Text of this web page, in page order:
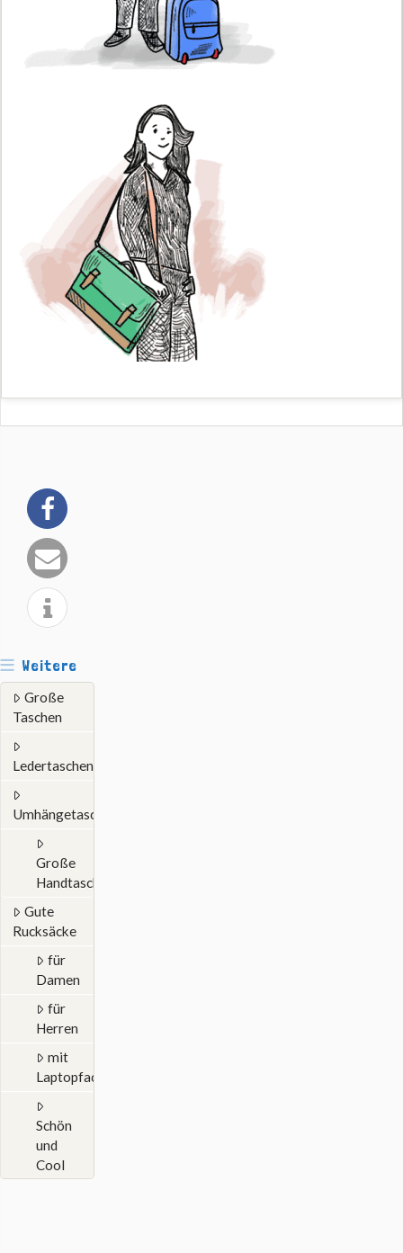
Weitere
Große
Taschen
Ledertaschen
Umhängetaschen
Große
Handtaschen
Gute
Rucksäcke
für
Damen
für
Herren
mit
Laptopfach
Schön
und
Cool